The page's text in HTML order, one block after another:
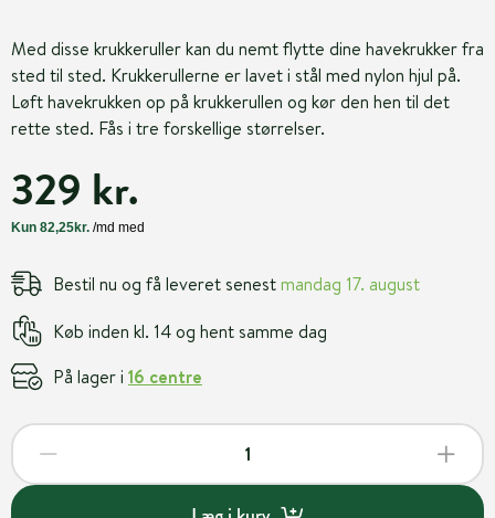
Med disse krukkeruller kan du nemt flytte dine havekrukker fra
sted til sted. Krukkerullerne er lavet i stål med nylon hjul på.
Løft havekrukken op på krukkerullen og kør den hen til det
rette sted. Fås i tre forskellige størrelser.
329 kr.
Bestil nu og få leveret senestmandag 17. august
Køb inden kl. 14 og hent samme dag
På lager i 16 centre